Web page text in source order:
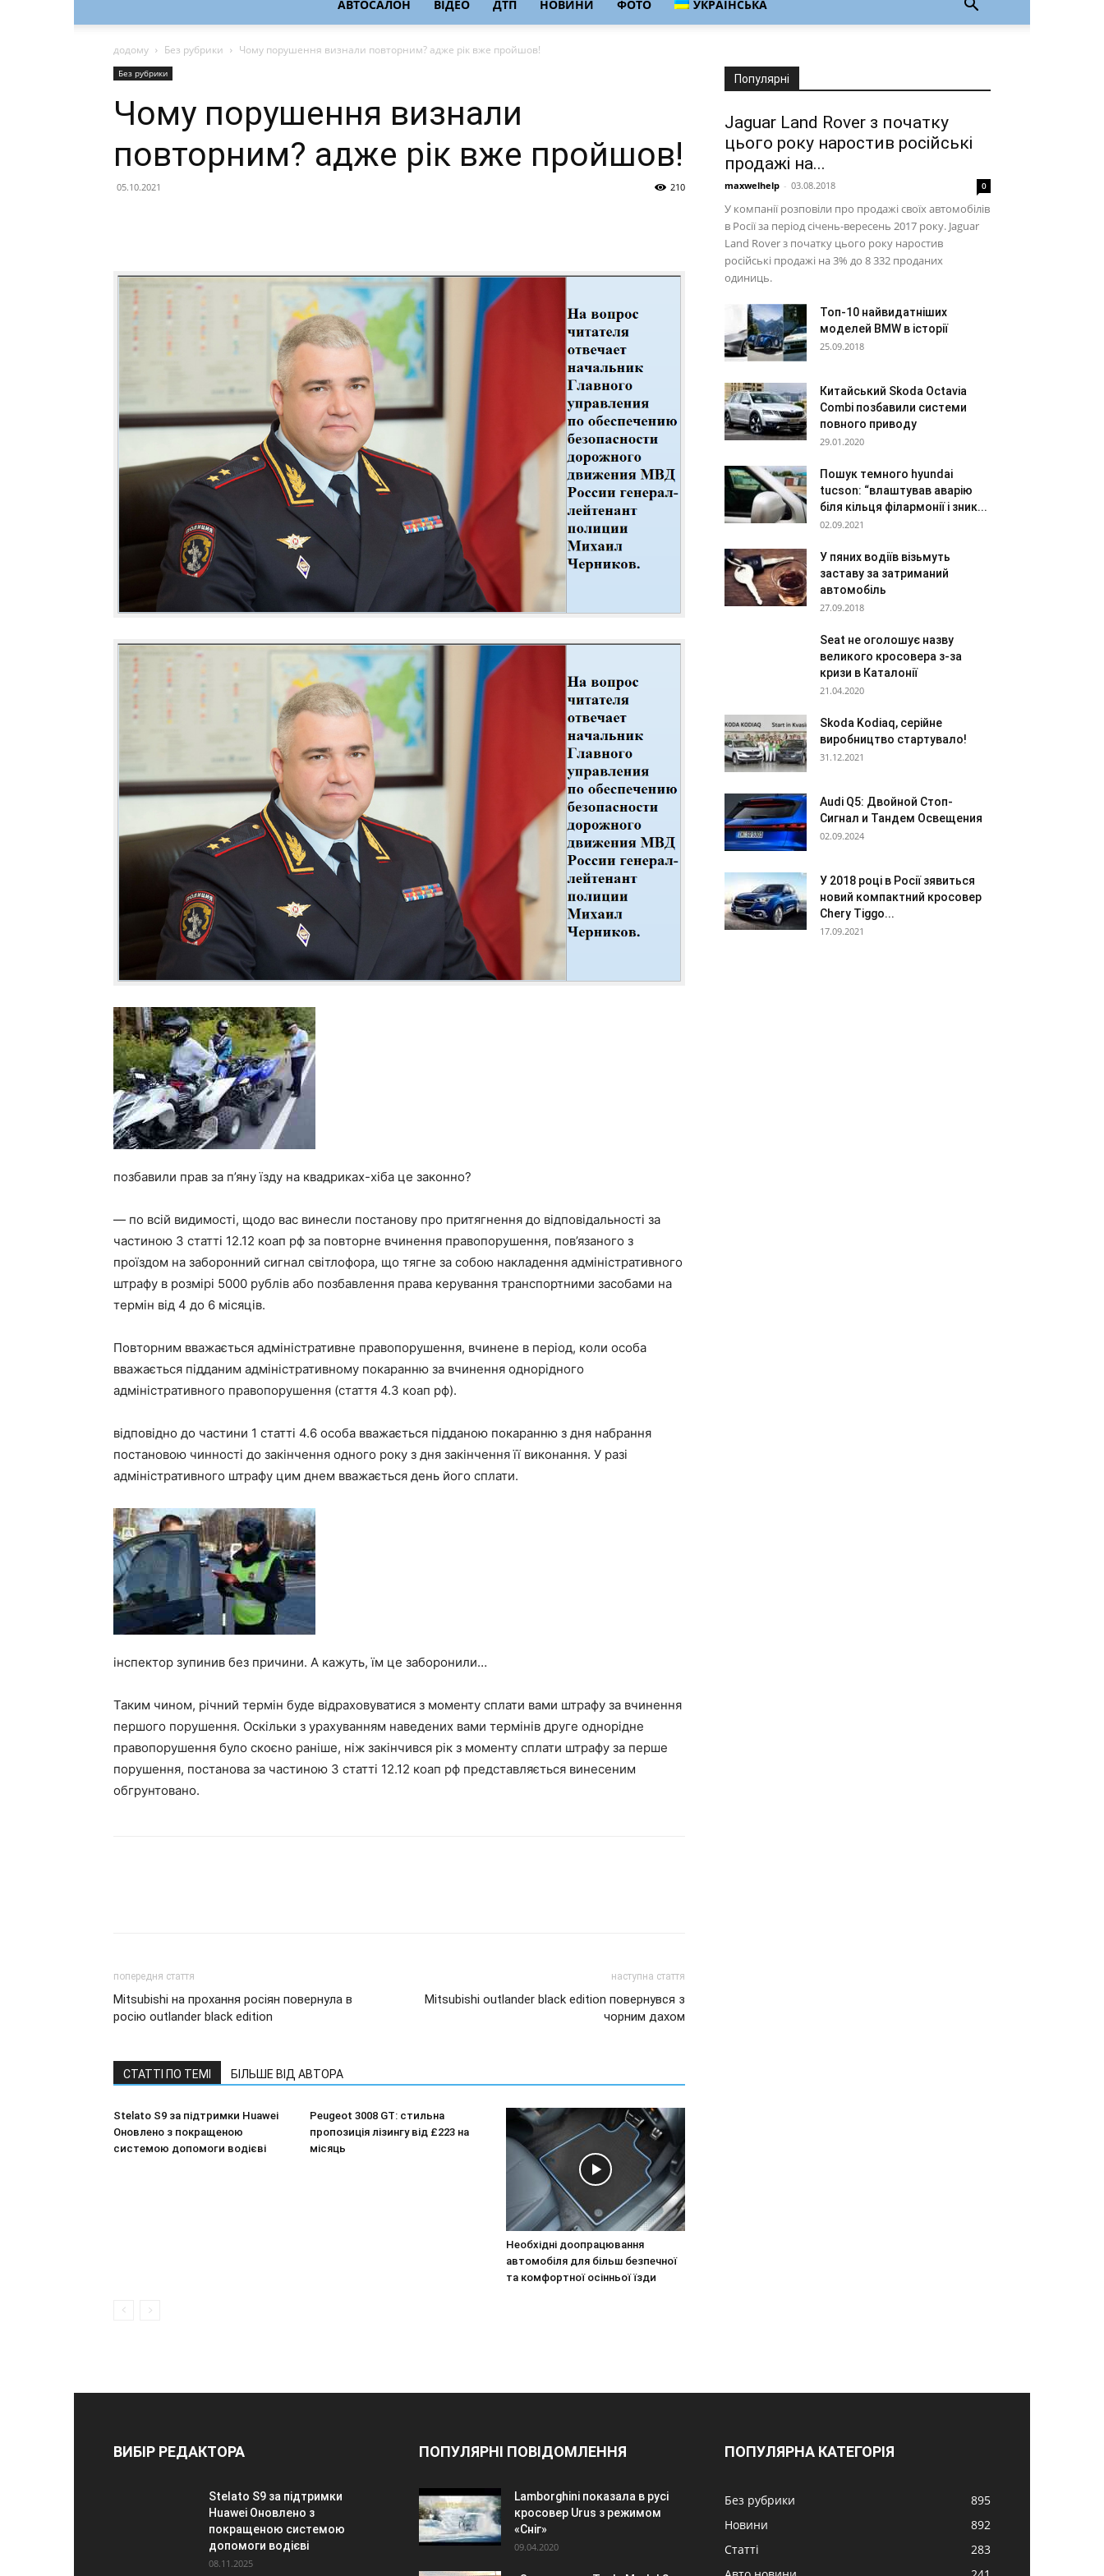
АВТОСАЛОН ВІДЕО ДТП НОВИНИ ФОТО УКРАЇНСЬКА
додому Без рубрики Чому порушення визнали повторним? адже рік вже пройшов!
Без рубрики
Чому порушення визнали
повторним? адже рік вже пройшов!
05.10.2021 210
позбавили прав за п’яну їзду на квадриках-хіба це законно?
— по всій видимості, щодо вас винесли постанову про притягнення до відповідальності за
частиною 3 статті 12.12 коап рф за повторне вчинення правопорушення, пов’язаного з
проїздом на заборонний сигнал світлофора, що тягне за собою накладення адміністративного
штрафу в розмірі 5000 рублів або позбавлення права керування транспортними засобами на
термін від 4 до 6 місяців.
Повторним вважається адміністративне правопорушення, вчинене в період, коли особа
вважається підданим адміністративному покаранню за вчинення однорідного
адміністративного правопорушення (стаття 4.3 коап рф).
відповідно до частини 1 статті 4.6 особа вважається підданою покаранню з дня набрання
постановою чинності до закінчення одного року з дня закінчення її виконання. У разі
адміністративного штрафу цим днем вважається день його сплати.
інспектор зупинив без причини. А кажуть, їм це заборонили…
Таким чином, річний термін буде відраховуватися з моменту сплати вами штрафу за вчинення
першого порушення. Оскільки з урахуванням наведених вами термінів друге однорідне
правопорушення було скоєно раніше, ніж закінчився рік з моменту сплати штрафу за перше
порушення, постанова за частиною 3 статті 12.12 коап рф представляється винесеним
обгрунтовано.
попередня стаття
Mitsubishi на прохання росіян повернула в
росію outlander black edition
наступна стаття
Mitsubishi outlander black edition повернувся з
чорним дахом
СТАТТІ ПО ТЕМІ БІЛЬШЕ ВІД АВТОРА
Stelato S9 за підтримки Huawei
Оновлено з покращеною
системою допомоги водієві
Peugeot 3008 GT: стильна
пропозиція лізингу від £223 на
місяць
Необхідні доопрацювання
автомобіля для більш безпечної
та комфортної осінньої їзди
Популярні
Jaguar Land Rover з початку
цього року наростив російські
продажі на...
maxwelhelp - 03.08.2018 0
У компанії розповіли про продажі своїх автомобілів
в Росії за період січень-вересень 2017 року. Jaguar
Land Rover з початку цього року наростив
російські продажі на 3% до 8 332 проданих
одиниць.
Топ-10 найвидатніших
моделей BMW в історії
25.09.2018
Китайський Skoda Octavia
Combi позбавили системи
повного приводу
29.01.2020
Пошук темного hyundai
tucson: “влаштував аварію
біля кільця філармонії і зник...
02.09.2021
У пяних водіїв візьмуть
заставу за затриманий
автомобіль
27.09.2018
Seat не оголошує назву
великого кросовера з-за
кризи в Каталонії
21.04.2020
Skoda Kodiaq, серійне
виробництво стартувало!
31.12.2021
Audi Q5: Двойной Стоп-
Сигнал и Тандем Освещения
02.09.2024
У 2018 році в Росії зявиться
новий компактний кросовер
Chery Tiggo...
17.09.2021
ВИБІР РЕДАКТОРА
Stelato S9 за підтримки
Huawei Оновлено з
покращеною системою
допомоги водієві
08.11.2025
ПОПУЛЯРНІ ПОВІДОМЛЕННЯ
Lamborghini показала в русі
кросовер Urus з режимом
«Сніг»
09.04.2020
ПОПУЛЯРНА КАТЕГОРІЯ
Без рубрики
895
Новини
892
Статті
283